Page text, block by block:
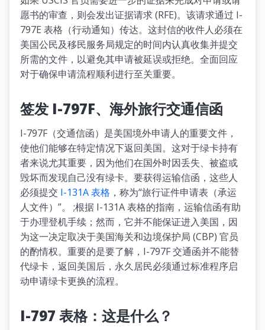
愿书的审查，则会发出证据请求 (RFE)。该请求通过 I-
797E 表格（行动通知）传达。这封信的收件人必须在
美国公民及移民服务局规定的时间内认真收集并提交
所需的文件，以避免其申请被延误或拒绝。全面回应
对于确保申请流程顺利进行至关重要。
签发 I-797F、海外旅行交通信函
I-797F（交通信函）是美国境外申请人的重要文件，
使他们能够在特定情况下返回美国。这对于绿卡持有
者来说尤其重要，因为他们在国外时因丢失、被盗或
毁坏而发现自己没有绿卡。要获得运输信函，这些人
必须提交 I-131A 表格 ，称为“旅行证件申请表（承运
人文件）”。 ;根据 I-131A 表格的指南，运输信函有助
于办理登机手续；然而，它并不能保证进入美国，因
为这一决定取决于美国海关和边境保护局 (CBP) 官员
的酌情权。重要的是要了解，I-797F 交通函并不能替
代绿卡，返回美国后，永久居民必须通过标准程序启
动申请绿卡更换的流程。
I-797 表格：这是什么？